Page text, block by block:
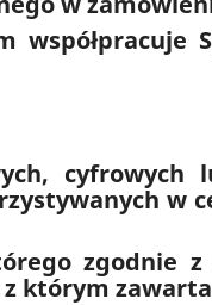
w
zgodnie
którym